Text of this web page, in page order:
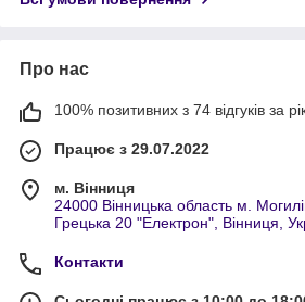
Про нас
100% позитивних з 74 відгуків за
Працює з 29.07.2022
м. Вінниця
24000 Вінницька область м.
Грецька 20 "Електрон", Вінниця,
Контакти